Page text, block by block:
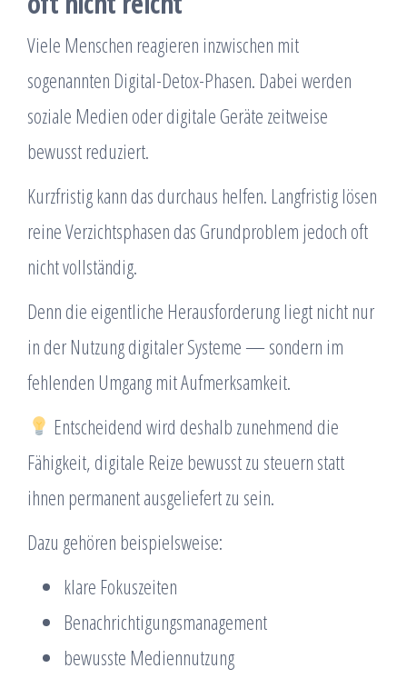
Viele Menschen reagieren inzwischen mit
sogenannten Digital-Detox-Phasen. Dabei werden
soziale Medien oder digitale Geräte zeitweise
bewusst reduziert.
Kurzfristig kann das durchaus helfen. Langfristig lösen
reine Verzichtsphasen das Grundproblem jedoch oft
nicht vollständig.
Denn die eigentliche Herausforderung liegt nicht nur
in der Nutzung digitaler Systeme — sondern im
fehlenden Umgang mit Aufmerksamkeit.
Entscheidend wird deshalb zunehmend die
Fähigkeit, digitale Reize bewusst zu steuern statt
ihnen permanent ausgeliefert zu sein.
Dazu gehören beispielsweise:
klare Fokuszeiten
Benachrichtigungsmanagement
bewusste Mediennutzung